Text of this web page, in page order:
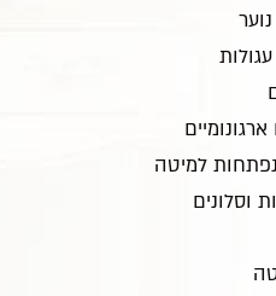
למיטה
וסלונים